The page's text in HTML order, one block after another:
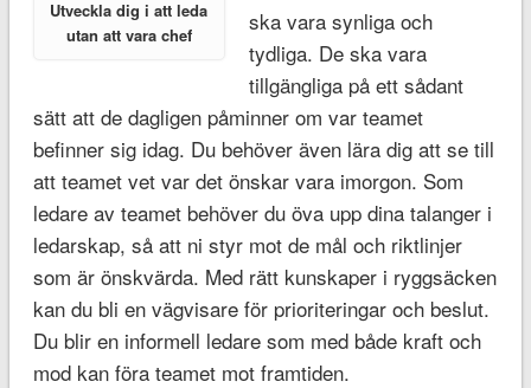
Utveckla dig i att leda
utan att vara chef
ska vara synliga och
tydliga. De ska vara
tillgängliga på ett sådant
sätt att de dagligen påminner om var teamet
befinner sig idag. Du behöver även lära dig att se till
att teamet vet var det önskar vara imorgon. Som
ledare av teamet behöver du öva upp dina talanger i
ledarskap, så att ni styr mot de mål och riktlinjer
som är önskvärda. Med rätt kunskaper i ryggsäcken
kan du bli en vägvisare för prioriteringar och beslut.
Du blir en informell ledare som med både kraft och
mod kan föra teamet mot framtiden.